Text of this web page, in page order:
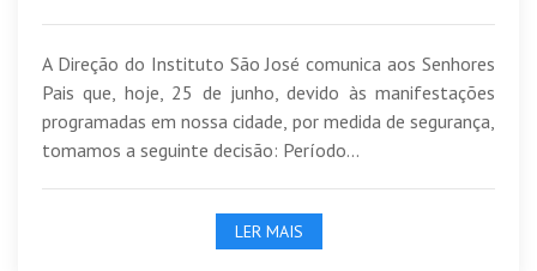
A Direção do Instituto São José comunica aos Senhores
Pais que, hoje, 25 de junho, devido às manifestações
programadas em nossa cidade, por medida de segurança,
tomamos a seguinte decisão: Período...
LER MAIS